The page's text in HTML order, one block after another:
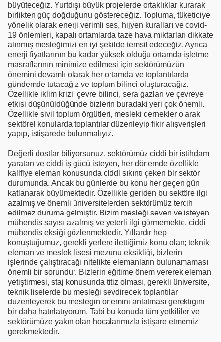
büyüteceğiz. Yurtdışı büyük projelerde ortaklıklar kurarak
birlikten güç doğduğunu göstereceğiz. Topluma, tüketiciye
yönelik olarak enerji verimli ses, hijyen kuralları ve covid-
19 önlemleri, kapalı ortamlarda taze hava miktarları dikkate
alınmış mesleğimizi en iyi şekilde temsil edeceğiz. Ayrıca
enerji fiyatlarının bu kadar yüksek olduğu ortamda işletme
masraflarının minimize edilmesi için sektörümüzün
önemini devamlı olarak her ortamda ve toplantılarda
gündemde tutacağız ve toplum bilinci oluşturacağız.
Özellikle iklim krizi, çevre bilinci, sera gazları ve çevreye
etkisi düşünüldüğünde bizlerin buradaki yeri çok önemli.
Özellikle sivil toplum örgütleri, mesleki dernekler olarak
sektörel konularda toplantılar düzenleyip fikir alışverişleri
yapıp, istişarede bulunmalıyız.
Değerli dostlar biliyorsunuz, sektörümüz ciddi bir istihdam
yaratan ve ciddi iş gücü isteyen, her dönemde özellikle
kalifiye eleman konusunda ciddi sıkıntı çeken bir sektör
durumunda. Ancak bu günlerde bu konu her geçen gün
katlanarak büyümektedir. Özellikle geriden bu sektöre ilgi
azalmış ve önemli üniversitelerden sektörümüz tercih
edilmez duruma gelmiştir. Bizim mesleği seven ve isteyen
mühendis sayısı azalmış ve yeterli ilgi görmemekte, ciddi
mühendis eksiği gözlenmektedir. Yıllardır hep
konuştuğumuz, gerekli yerlere ilettiğimiz konu olan; teknik
eleman ve meslek lisesi mezunu eksikliği, bizlerin
işlerinde çalıştıracağı nitelikte elemanların bulunamaması
önemli bir sorundur. Bizlerin eğitime önem vererek eleman
yetiştirmesi, staj konusunda titiz olması, gerekli üniversite,
teknik liselerde bu mesleği sevdirecek toplantılar
düzenleyerek bu mesleğin önemini anlatması gerektiğini
bir daha hatırlatıyorum. Tabi bu konuda tüm yetkililer ve
sektörümüze yakın olan hocalarımızla istişare etmemiz
gerekmektedir.